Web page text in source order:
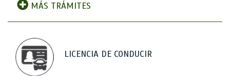
MÁS TRÁMITES
LICENCIA DE CONDUCIR